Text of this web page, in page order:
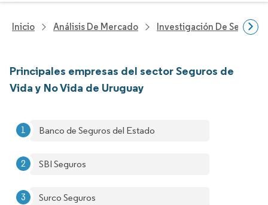
Inicio Análisis De Mercado Investigación De
Principales empresas del sector Seguros de
Vida y No Vida de Uruguay
Banco de Seguros del Estado
SBI Seguros
Surco Seguros